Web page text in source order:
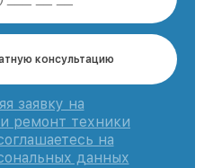
консультацию
заявку на
ремонт техники
на
данных